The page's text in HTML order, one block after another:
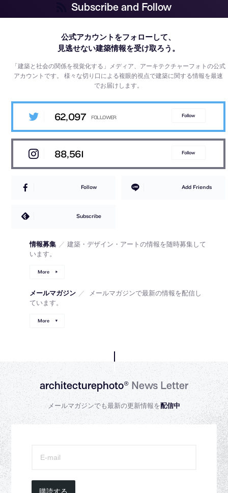
Subscribe and Follow
公式アカウントをフォローして、
見逃せない建築情報を受け取ろう。
「建築と社会の関係を視覚化する」メディア、アーキテクチャーフォトの公式
アカウントです。様々な切り口による複眼的視点で建築に関する情報を最速
でお届けします。
62,097 Follow
88,561 Follow
Follow Add Friends
Subscribe
情報募集 ／ 建築・デザイン・アートの情報を随時募集して
います。
More
メールマガジン ／
メールマガジンで最新の情報を配信し
ています。
More
architecturephoto®News Letter
メールマガジンでも最新の更新情報を配信中